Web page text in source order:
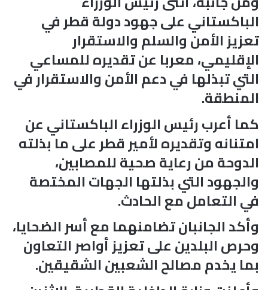
الباكستاني على جهود دولة قطر في
تعزيز الأمن والسلم والاستقرار
الإقليمي، معربا عن تقديره للمساعي
التي تبذلها في دعم الأمن والاستقرار في
المنطقة.
كما أعرب رئيس الوزراء الباكستاني عن
امتنانه وتقديره لأمير قطر على ما بذلته
الدوحة من رعاية صحية للمصابين،
والجهود التي بذلتها الجهات المختصة
في التعامل مع الحادث.
وأكد الجانبان تضامنهما مع أسر الضحايا،
وحرص البلدين على تعزيز أواصر التعاون
بما يخدم مصالح الشعبين الشقيقين.